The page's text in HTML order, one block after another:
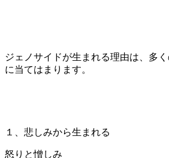
ジェノサイドが生まれる理由は、多
に当てはまります。
１、悲しみから生まれる
怒りと憎しみ